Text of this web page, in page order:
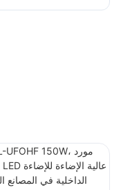
عالية الإضاءة